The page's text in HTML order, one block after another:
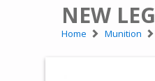
NEW
Home Munition